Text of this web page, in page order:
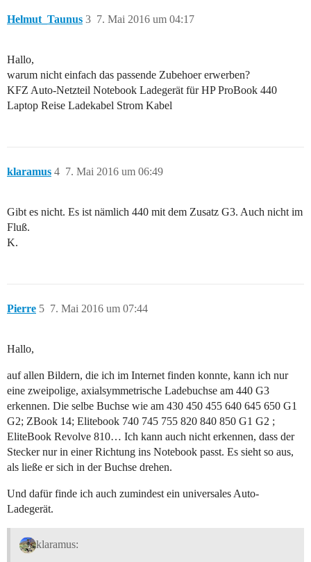
Helmut_Taunus 7. Mai 2016 um 04:17
3
Hallo,
warum nicht einfach das passende Zubehoer erwerben?
KFZ Auto-Netzteil Notebook Ladegerät für HP ProBook 440
Laptop Reise Ladekabel Strom Kabel
klaramus 7. Mai 2016 um 06:49
4
Gibt es nicht. Es ist nämlich 440 mit dem Zusatz G3. Auch nicht im
Fluß.
K.
Pierre 7. Mai 2016 um 07:44
5
Hallo,
auf allen Bildern, die ich im Internet finden konnte, kann ich nur
eine zweipolige, axialsymmetrische Ladebuchse am 440 G3
erkennen. Die selbe Buchse wie am 430 450 455 640 645 650 G1
G2; ZBook 14; Elitebook 740 745 755 820 840 850 G1 G2 ;
EliteBook Revolve 810… Ich kann auch nicht erkennen, dass der
Stecker nur in einer Richtung ins Notebook passt. Es sieht so aus,
als ließe er sich in der Buchse drehen.
Und dafür finde ich auch zumindest ein universales Auto-
Ladegerät.
klaramus: